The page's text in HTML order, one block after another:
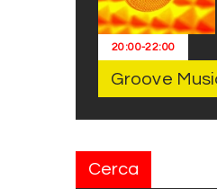
20:00-22:00
Groove
Cerca